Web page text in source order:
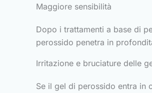
Maggiore sensibilità
Dopo i trattamenti a base di
perossido penetra in
Irritazione e bruciature delle
Se il gel di perossido entra in